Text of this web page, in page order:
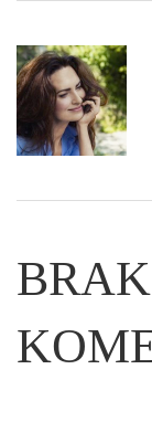
BRAK